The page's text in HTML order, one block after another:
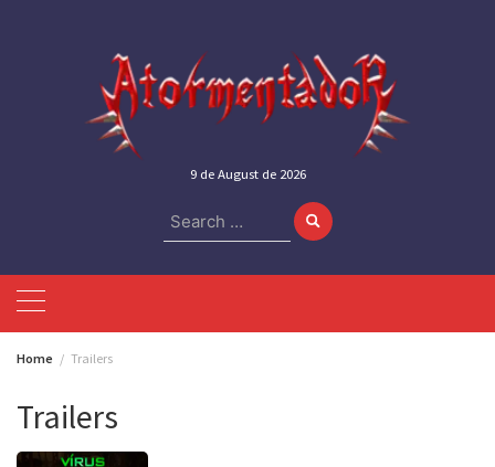
9 de August de 2026
Search
for:
Home Trailers
Trailers